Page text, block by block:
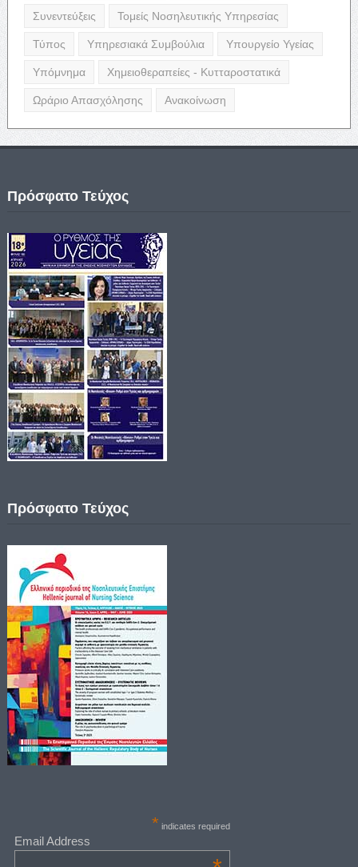
Συνεντεύξεις Τομείς Νοσηλευτικής Υπηρεσίας
Τύπος Υπηρεσιακά Συμβούλια Υπουργείο Υγείας
Υπόμνημα Χημειοθεραπείες - Κυτταροστατικά
Ωράριο Απασχόλησης Ανακοίνωση
Πρόσφατο Τεύχος
Πρόσφατο Τεύχος
* indicates required
Email Address